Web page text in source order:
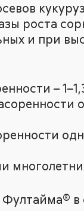
роста
и при
–
в